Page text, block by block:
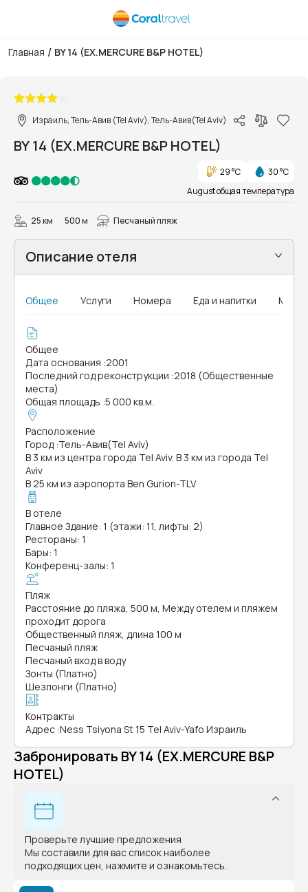
Главная / BY 14 (EX.MERCURE B&P HOTEL)
Израиль, Тель-Авив (Tel Aviv), Тель-Авив(Tel Aviv)
BY 14 (EX.MERCURE B&P HOTEL)
29 °C
30 °C
August общая температура
25 км 500 м Песчаный пляж
Описание отеля
Общее Услуги Номера Еда и напитки MICE
Общее
Дата основания :2001
Последний год реконструкции :2018 (Общественные
места)
Общая площадь :5 000 кв.м.
Расположение
Город :Тель-Авив(Tel Aviv)
В 3 км из центра города Tel Aviv. В 3 км из города Tel
Aviv
В 25 км из аэропорта Ben Gurion-TLV
В отеле
Главное Здание: 1 (этажи: 11, лифты: 2)
Рестораны: 1
Бары: 1
Конференц-залы: 1
Пляж
Расстояние до пляжа, 500 м, Между отелем и пляжем
проходит дорога
Общественный пляж, длина 100 м
Песчаный пляж
Песчаный вход в воду
Зонты (Платно)
Шезлонги (Платно)
Контракты
Адрес :Ness Tsiyona St 15 Tel Aviv-Yafo Израиль
Забронировать BY 14 (EX.MERCURE B&P
HOTEL)
Проверьте лучшие предложения
Мы составили для вас список наиболее
подходящих цен, нажмите и ознакомьтесь.